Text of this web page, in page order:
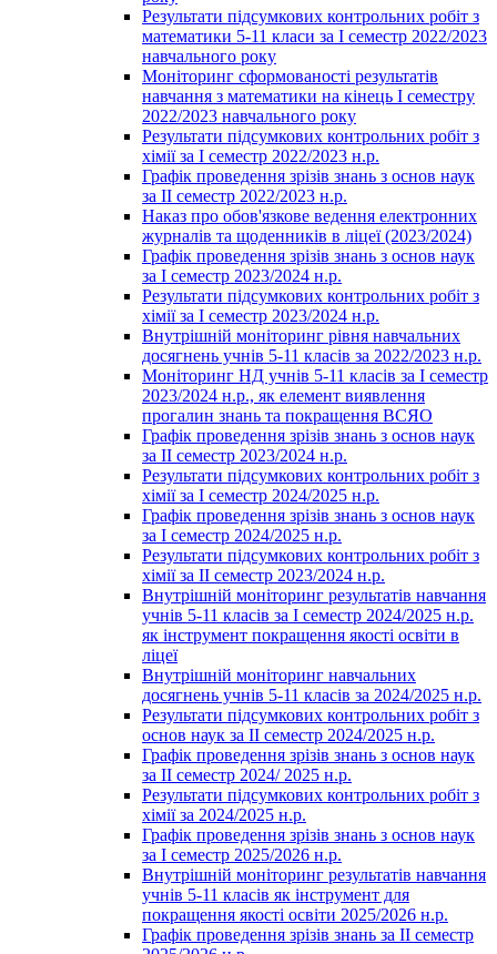
Результати підсумкових контрольних робіт з
математики 5-11 класи за І семестр 2022/2023
навчального року
Моніторинг сформованості результатів
навчання з математики на кінець І семестру
2022/2023 навчального року
Результати підсумкових контрольних робіт з
хімії за І семестр 2022/2023 н.р.
Графік проведення зрізів знань з основ наук
за ІІ семестр 2022/2023 н.р.
Наказ про обов'язкове ведення електронних
журналів та щоденників в ліцеї (2023/2024)
Графік проведення зрізів знань з основ наук
за І семестр 2023/2024 н.р.
Результати підсумкових контрольних робіт з
хімії за І семестр 2023/2024 н.р.
Внутрішній моніторинг рівня навчальних
досягнень учнів 5-11 класів за 2022/2023 н.р.
Моніторинг НД учнів 5-11 класів за І семестр
2023/2024 н.р., як елемент виявлення
прогалин знань та покращення ВСЯО
Графік проведення зрізів знань з основ наук
за ІІ семестр 2023/2024 н.р.
Результати підсумкових контрольних робіт з
хімії за І семестр 2024/2025 н.р.
Графік проведення зрізів знань з основ наук
за І семестр 2024/2025 н.р.
Результати підсумкових контрольних робіт з
хімії за ІІ семестр 2023/2024 н.р.
Внутрішній моніторинг результатів навчання
учнів 5-11 класів за І семестр 2024/2025 н.р.
як інструмент покращення якості освіти в
ліцеї
Внутрішній моніторинг навчальних
досягнень учнів 5-11 класів за 2024/2025 н.р.
Результати підсумкових контрольних робіт з
основ наук за ІІ семестр 2024/2025 н.р.
Графік проведення зрізів знань з основ наук
за ІІ семестр 2024/ 2025 н.р.
Результати підсумкових контрольних робіт з
хімії за 2024/2025 н.р.
Графік проведення зрізів знань з основ наук
за І семестр 2025/2026 н.р.
Внутрішній моніторинг результатів навчання
учнів 5-11 класів як інструмент для
покращення якості освіти 2025/2026 н.р.
Графік проведення зрізів знань за ІІ семестр